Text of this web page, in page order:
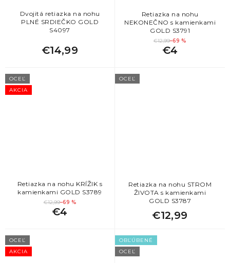
Dvojitá retiazka na nohu
PLNÉ SRDIEČKO GOLD
S4097
€14,99
Retiazka na nohu
NEKONEČNO s kamienkami
GOLD S3791
€12,99–69 %
€4
AKCIA
OCEĽ
Retiazka na nohu KRÍŽIK s
kamienkami GOLD S3789
€12,99–69 %
€4
OCEĽ
Retiazka na nohu STROM
ŽIVOTA s kamienkami
GOLD S3787
€12,99
AKCIA
OCEĽ
OBĽÚBENÉ
OCEĽ